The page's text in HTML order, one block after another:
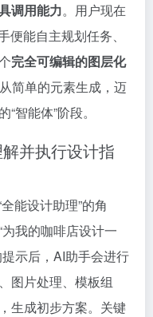
调用能力。用户现在
能自主规划任务、
完全可编辑的图层化
从简单的元素生成，迈
智能体”阶段。
并执行设计指
能设计助理”的角
我的咖啡店设计一
示后，AI助手会进行
图片处理、模板组
生成初步方案。关键